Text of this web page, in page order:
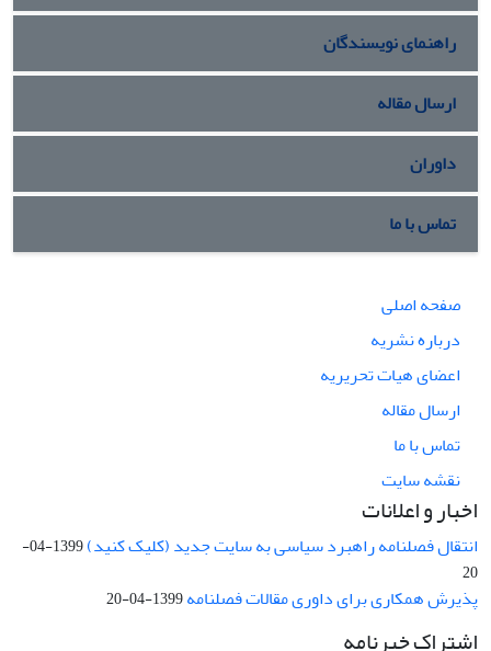
راهنمای نویسندگان
ارسال مقاله
داوران
تماس با ما
صفحه اصلی
درباره نشریه
اعضای هیات تحریریه
ارسال مقاله
تماس با ما
نقشه سایت
اخبار و اعلانات
انتقال فصلنامه راهبرد سیاسی به سایت جدید (کلیک کنید)
1399-04-
20
پذیرش همکاری برای داوری مقالات فصلنامه1399-04-20
اشتراک خبرنامه